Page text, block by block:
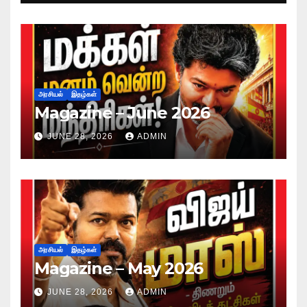
அரசியல் இதழ்கள்
Magazine – June 2026
JUNE 28, 2026 ADMIN
அரசியல் இதழ்கள்
Magazine – May 2026
JUNE 28, 2026 ADMIN